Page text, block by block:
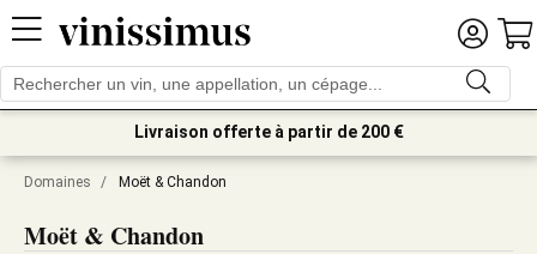
Livraison offerte à partir de 200 €
Domaines / Moët & Chandon
Moët & Chandon